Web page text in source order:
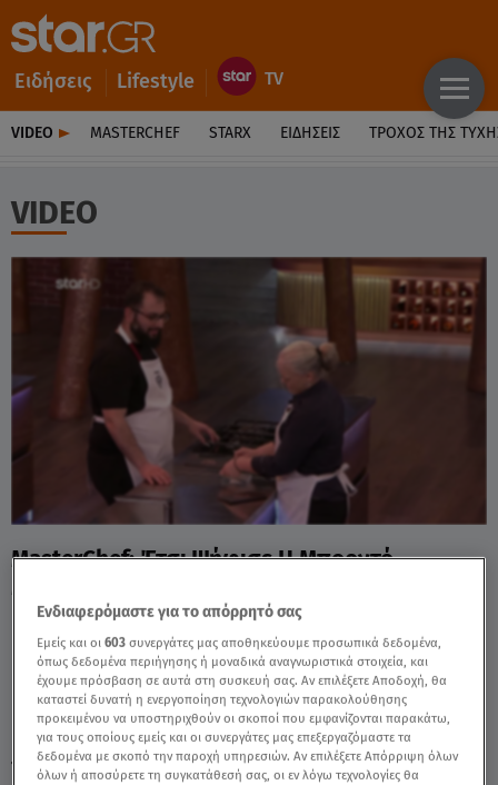
Ειδήσεις Lifestyle
VIDEO MASTERCHEF STARX ΕΙΔΉΣΕΙΣ ΤΡΟΧΌΣ ΤΗΣ
VIDEO
MasterChef: Έτσι Ψήφισε Η Μπορντό
Μπριγάδα - Video
TAGS: MASTERCHEF MASTERCHEF 2025 ΝΙΚΟΣ ΠΑΠΑΔΑΣ
Ενδιαφερόμαστε για το απόρρητό σας
Εμείς και οι603 συνεργάτες μας αποθηκεύουμε προσωπικά δεδομένα,
όπως δεδομένα περιήγησης ή μοναδικά αναγνωριστικά στοιχεία, και
έχουμε πρόσβαση σε αυτά στη συσκευή σας. Αν επιλέξετε Αποδοχή, θα
καταστεί δυνατή η ενεργοποίηση τεχνολογιών παρακολούθησης
προκειμένου να υποστηριχθούν οι σκοποί που εμφανίζονται παρακάτω,
για τους οποίους εμείς και οι συνεργάτες μας επεξεργαζόμαστε τα
δεδομένα με σκοπό την παροχή υπηρεσιών. Αν επιλέξετε Απόρριψη όλων
όλων ή αποσύρετε τη συγκατάθεσή σας, οι εν λόγω τεχνολογίες θα